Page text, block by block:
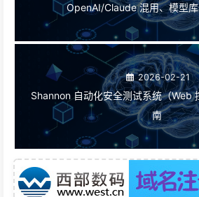
OpenAI/Claude 混用、模型
2026-02-21
Shannon 自动化安全测试系统（Web
南